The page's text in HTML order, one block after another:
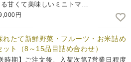
る甘くて美味しいミニトマ…
円
れたて新鮮野菜・フルーツ・お米詰め
ット（8～15品目詰め合わせ）
期】ご注文後、入荷次第7営業日程度